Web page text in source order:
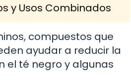
y Usos Combinados
compuestos que
ayudar a reducir la
el té negro y algunas